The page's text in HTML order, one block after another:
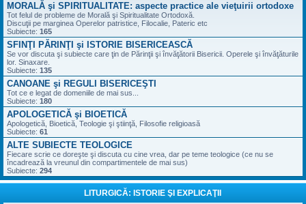
MORALĂ şi SPIRITUALITATE: aspecte practice ale vieţuirii ortodoxe
Tot felul de probleme de Morală şi Spiritualitate Ortodoxă.
Discuţii pe marginea Operelor patristice, Filocalie, Pateric etc
Subiecte: 165
SFINŢI PĂRINŢI şi ISTORIE BISERICEASCĂ
Se vor discuta şi subiecte care ţin de Părinţii şi învăţătorii Bisericii. Operele şi învăţăturile
lor. Sinaxare.
Subiecte: 135
CANOANE şi REGULI BISERICEŞTI
Tot ce e legat de domeniile de mai sus...
Subiecte: 180
APOLOGETICĂ şi BIOETICĂ
Apologetică, Bioetică, Teologie şi ştiinţă, Filosofie religioasă
Subiecte: 61
ALTE SUBIECTE TEOLOGICE
Fiecare scrie ce doreşte şi discuta cu cine vrea, dar pe teme teologice (ce nu se
încadrează la vreunul din compartimentele de mai sus)
Subiecte: 294
LITURGICĂ: ISTORIE ŞI EXPLICAŢII